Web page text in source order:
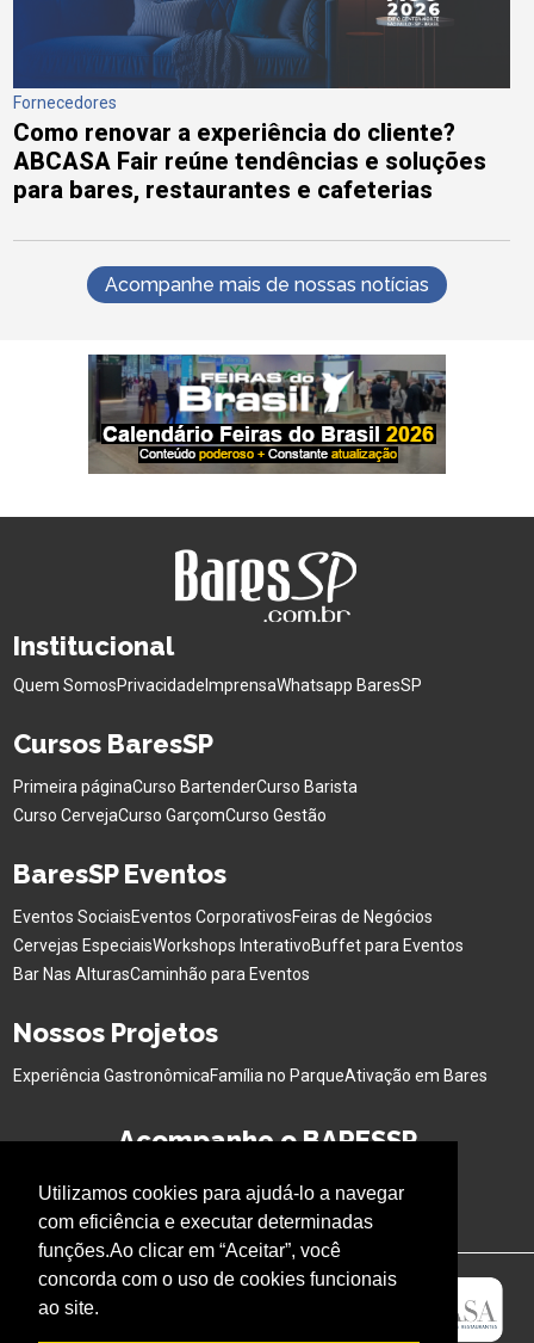
Utilizamos cookies para ajudá-lo a navegar
com eficiência e executar determinadas
funções.Ao clicar em “Aceitar”, você
concorda com o uso de cookies funcionais
ao site.
Fornecedores
Como renovar a experiência do cliente?
ABCASA Fair reúne tendências e soluções
para bares, restaurantes e cafeterias
Acompanhe mais de nossas notícias
Institucional
Quem SomosPrivacidade ImprensaWhatsapp BaresSP
Cursos BaresSP
Primeira páginaCurso BartenderCurso Barista
Curso CervejaCurso GarçomCurso Gestão
BaresSP Eventos
Eventos SociaisEventos CorporativosFeiras de Negócios
Cervejas EspeciaisWorkshops InterativoBuffet para Eventos
Bar Nas AlturasCaminhão para Eventos
Nossos Projetos
Experiência GastronômicaFamília no ParqueAtivação em Bares
Acompanhe o BARESSP